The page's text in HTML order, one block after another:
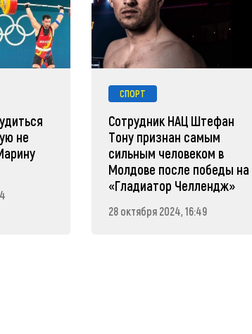
не
СПОРТ
Сотрудник НАЦ Штефан
Тону признан самым
сильным человеком в
Молдове после победы на
«Гладиатор Челлендж»
28 октября 2024, 16:49